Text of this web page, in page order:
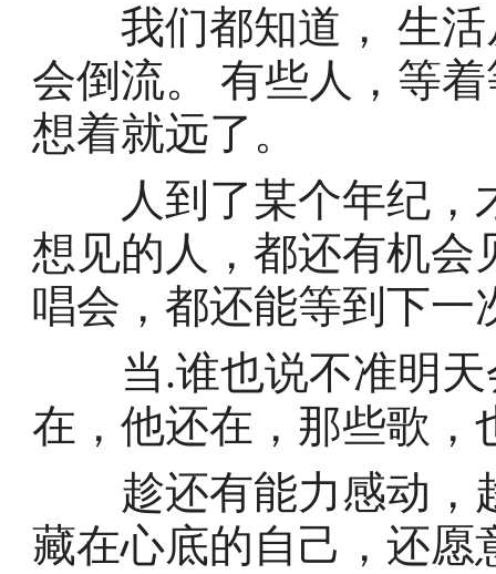
我们都知道， 生活
会倒流。 有些人，等
想着就远了。
人到了某个年纪，
想见的人，都还有机会
唱会，都还能等到下一
当.谁也说不准明天
在，他还在，那些歌，
趁还有能力感动，
藏在心底的自己，还